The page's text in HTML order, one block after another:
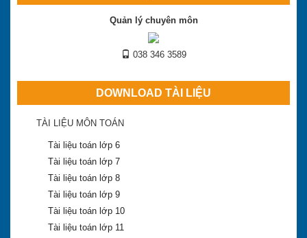
Quản lý chuyên môn
038 346 3589
DOWNLOAD TÀI LIỆU
TÀI LIỆU MÔN TOÁN
Tài liệu toán lớp 6
Tài liệu toán lớp 7
Tài liệu toán lớp 8
Tài liệu toán lớp 9
Tài liệu toán lớp 10
Tài liệu toán lớp 11